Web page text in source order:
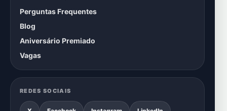
Perguntas Frequentes
Blog
Aniversário Premiado
Vagas
REDES SOCIAIS